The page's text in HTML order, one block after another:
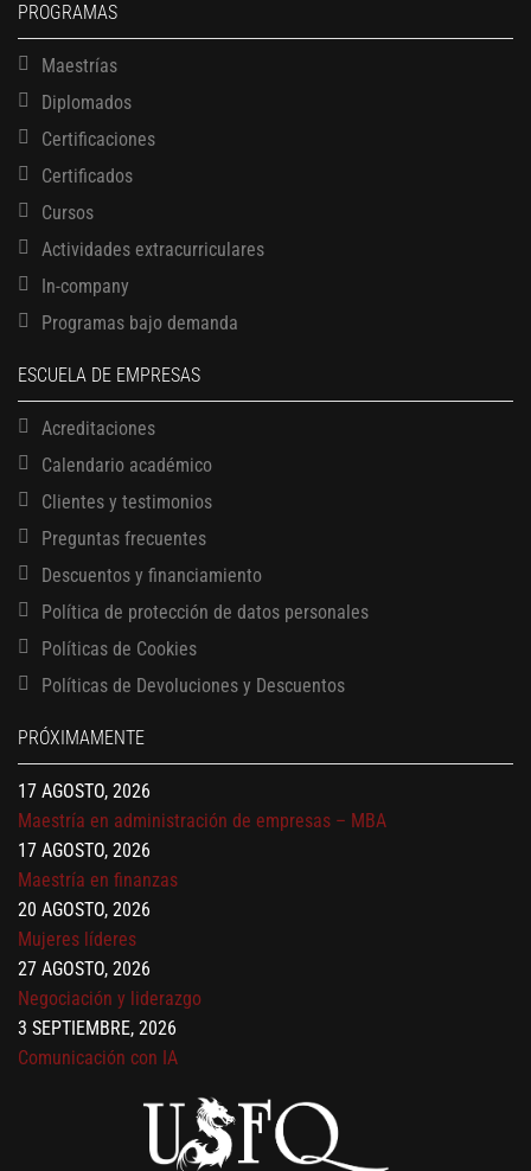
PROGRAMAS
Maestrías
Diplomados
Certificaciones
Certificados
Cursos
Actividades extracurriculares
In-company
Programas bajo demanda
ESCUELA DE EMPRESAS
Acreditaciones
Calendario académico
Clientes y testimonios
Preguntas frecuentes
Descuentos y financiamiento
Política de protección de datos personales
Políticas de Cookies
Políticas de Devoluciones y Descuentos
PRÓXIMAMENTE
13 AGOSTO, 2026
17 AGOSTO, 2026
Gerencia de empresas familiares
17 AGOSTO, 2026
Maestría en administración de empresas – MBA
17 AGOSTO, 2026
Maestría en finanzas
20 AGOSTO, 2026
Mujeres líderes
27 AGOSTO, 2026
Negociación y liderazgo
3 SEPTIEMBRE, 2026
Comunicación con IA
Gobernanza de datos
13 AGOSTO, 2026